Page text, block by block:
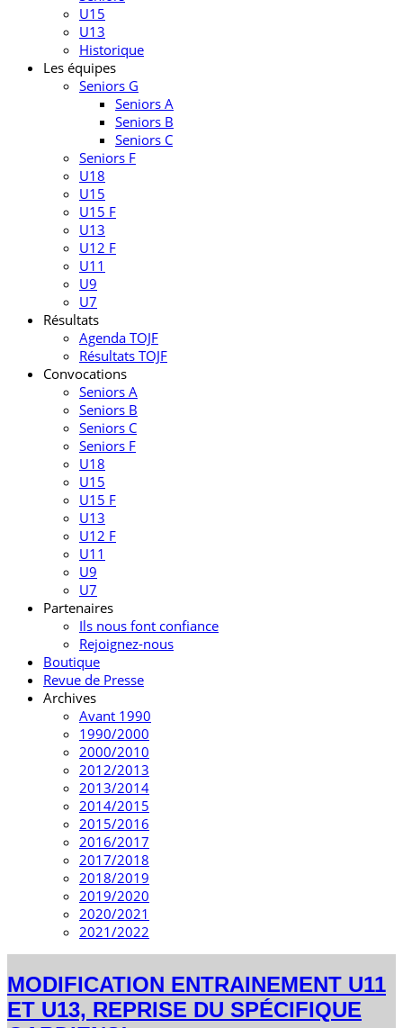
U15
U13
Historique
Les équipes
Seniors G
Seniors A
Seniors B
Seniors C
Seniors F
U18
U15
U15 F
U13
U12 F
U11
U9
U7
Résultats
Agenda TOJF
Résultats TOJF
Convocations
Seniors A
Seniors B
Seniors C
Seniors F
U18
U15
U15 F
U13
U12 F
U11
U9
U7
Partenaires
Ils nous font confiance
Rejoignez-nous
Boutique
Revue de Presse
Archives
Avant 1990
1990/2000
2000/2010
2012/2013
2013/2014
2014/2015
2015/2016
2016/2017
2017/2018
2018/2019
2019/2020
2020/2021
2021/2022
MODIFICATION ENTRAINEMENT U11
ET U13, REPRISE DU SPÉCIFIQUE